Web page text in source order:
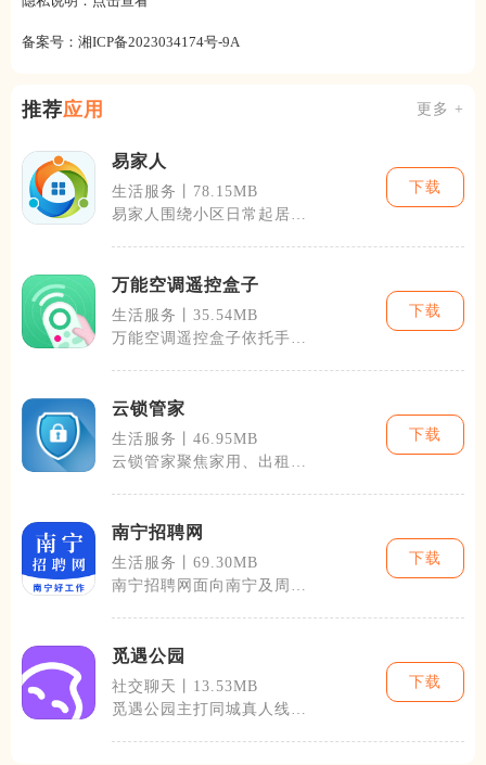
备案号： 湘ICP备2023034174号-9A
推荐应用 更多 +
易家人
生活服务丨78.15MB
易家人围绕小区日常起居搭
下载
万能空调遥控盒子
生活服务丨35.54MB
万能空调遥控盒子依托手机
下载
云锁管家
生活服务丨46.95MB
云锁管家聚焦家用、出租
下载
南宁招聘网
生活服务丨69.30MB
南宁招聘网面向南宁及周边
下载
觅遇公园
社交聊天丨13.53MB
觅遇公园主打同城真人线下
下载